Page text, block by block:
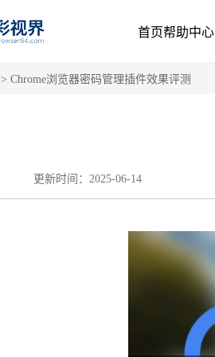
首页帮助中心
> Chrome浏览器密码管理插件效果评测
更新时间： 2025-06-14